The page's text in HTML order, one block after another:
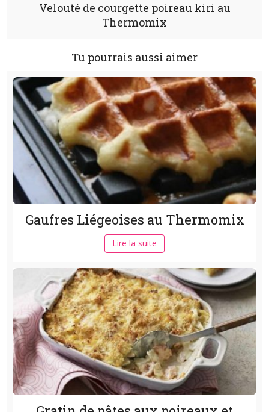
Velouté de courgette poireau kiri au
Thermomix
Tu pourrais aussi aimer
Gaufres Liégeoises au Thermomix
Lire la suite